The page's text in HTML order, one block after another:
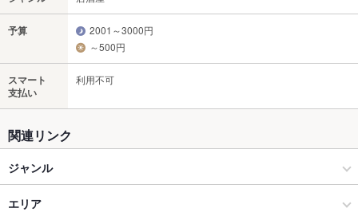
予算
2001～3000円
～500円
スマート
支払い
利用不可
関連リンク
ジャンル
居酒屋
エリア